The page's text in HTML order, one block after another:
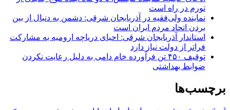
تورم در راه است
نماینده ولی‌فقیه در آذربایجان شرقی: دشمن به دنبال از بین
بردن اتحاد مردم ایران است
استاندار آذربایجان شرقی: احیای دریاچه ارومیه به مشارکت
فراتر از دولت نیاز دارد
توقیف ۴۵۰ تن فرآورده خام دامی به دلیل رعایت نکردن
ضوابط بهداشتی
برچسب‌ها